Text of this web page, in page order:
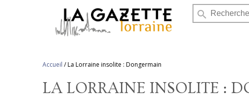
search
Accueil /La Lorraine insolite : Dongermain
LA LORRAINE INSOLITE :